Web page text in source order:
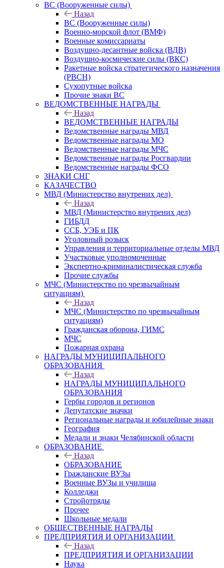
ВС (Вооруженные силы)
Назад
ВС (Вооруженные силы)
Военно-морской флот (ВМФ)
Военные комиссариаты
Воздушно-десантные войска (ВДВ)
Воздушно-космические силы (ВКС)
Ракетные войска стратегического назначения
(РВСН)
Сухопутные войска
Прочие знаки ВС
ВЕДОМСТВЕННЫЕ НАГРАДЫ
Назад
ВЕДОМСТВЕННЫЕ НАГРАДЫ
Ведомственные награды МВД
Ведомственные награды МО
Ведомственные награды МЧС
Ведомственные награды Росгвардии
Ведомственные награды ФСО
ЗНАКИ СНГ
КАЗАЧЕСТВО
МВД (Министерство внутрених дел)
Назад
МВД (Министерство внутрених дел)
ГИБДД
ССБ, УЭБ и ПК
Уголовный розыск
Управления и территориальные отделы МВД
Участковые уполномоченные
Экспертно-криминалистическая служба
Прочие службы
МЧС (Министерство по чрезвычайным
ситуациям)
Назад
МЧС (Министерство по чрезвычайным
ситуациям)
Гражданская оборона, ГИМС
МЧС
Пожарная охрана
НАГРАДЫ МУНИЦИПАЛЬНОГО
ОБРАЗОВАНИЯ
Назад
НАГРАДЫ МУНИЦИПАЛЬНОГО
ОБРАЗОВАНИЯ
Гербы городов и регионов
Депутатские значки
Региональные награды и юбилейные знаки
География
Медали и знаки Челябинской области
ОБРАЗОВАНИЕ
Назад
ОБРАЗОВАНИЕ
Гражданские ВУЗы
Военные ВУЗы и училища
Колледжи
Стройотряды
Прочее
Школьные медали
ОБЩЕСТВЕННЫЕ НАГРАДЫ
ПРЕДПРИЯТИЯ И ОРГАНИЗАЦИИ
Назад
ПРЕДПРИЯТИЯ И ОРГАНИЗАЦИИ
Наука